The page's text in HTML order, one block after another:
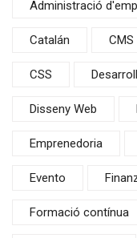
Administració
Catalán CMS
CSS
Disseny Web
Emprenedoria
Evento
Formació contínua